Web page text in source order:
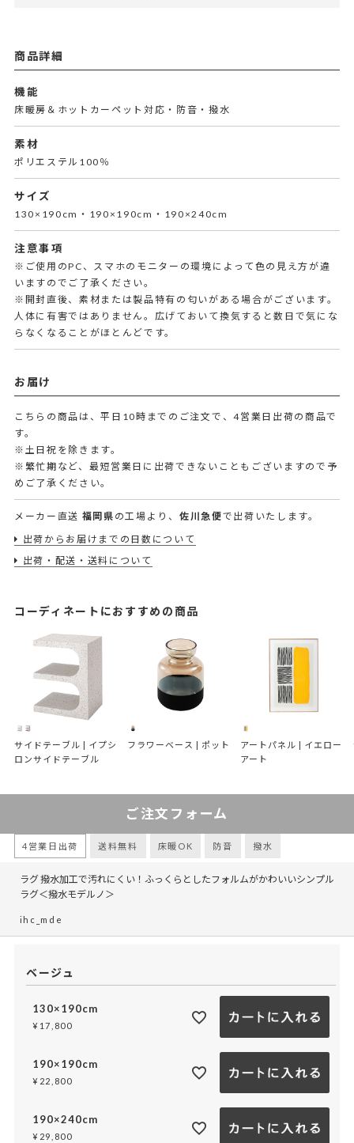
商品詳細
機能
床暖房＆ホットカーペット対応・防音・撥水
素材
ポリエステル100％
サイズ
130×190cm・190×190cm・190×240cm
注意事項
※ご使用のPC、スマホのモニターの環境によって色の見え方が違
いますのでご了承ください。
※開封直後、素材または製品特有の匂いがある場合がございます。
人体に有害ではありません。広げておいて換気すると数日で気にな
らなくなることがほとんどです。
お届け
こちらの商品は、平日10時までのご注文で、4営業日出荷の商品で
す。
※土日祝を除きます。
※繁忙期など、最短営業日に出荷できないこともございますので予
めご了承ください。
メーカー直送 福岡県 の工場より、 佐川急便で出荷いたします。
出荷からお届けまでの日数について
出荷・配送・送料について
コーディネートにおすすめの商品
サイドテーブル | イプシ
ロンサイドテーブル
フラワーベース | ポット
アートパネル | イエロー
アート
ご注文フォーム
4営業日出荷 送料無料 床暖OK 防音 撥水
ラグ 撥水加工で汚れにくい！ふっくらとしたフォルムがかわいいシンプル
ラグ＜撥水モデルノ＞
ihc_mde
ベージュ
130×190cm
¥ 17,800
190×190cm
¥ 22,800
190×240cm
¥ 29,800